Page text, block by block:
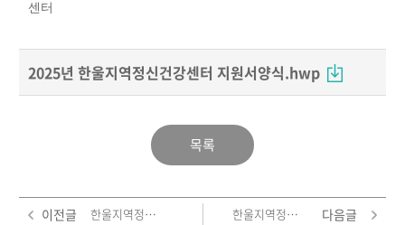
센터
2025년 한울지역정신건강센터 지원서양식.hwp
목록
이전글 한울지역정신건강센터 아산사회복지재단 지원 기획사업 전담인력을 채용합니다.[재공고] 한울지역정신건강센터 신규직원 채용결과 안내 다음글